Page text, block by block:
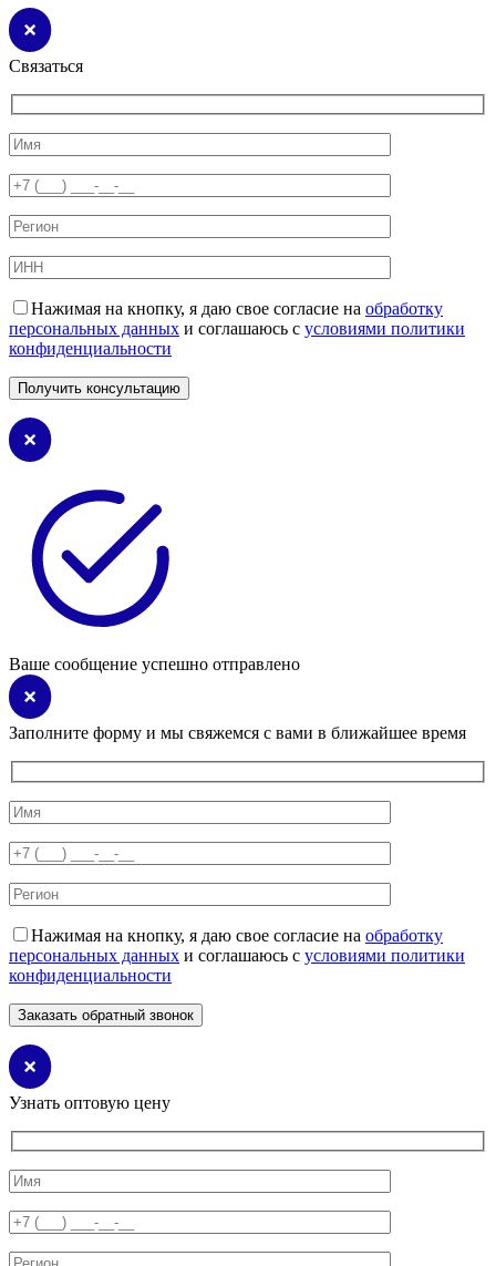
Связаться
Нажимая на кнопку, я даю свое согласие на обработку
персональных данных и соглашаюсь с условиями политики
конфиденциальности
Ваше сообщение успешно отправлено
Заполните форму и мы свяжемся с вами в ближайшее время
Нажимая на кнопку, я даю свое согласие на обработку
персональных данных и соглашаюсь с условиями политики
конфиденциальности
Узнать оптовую цену